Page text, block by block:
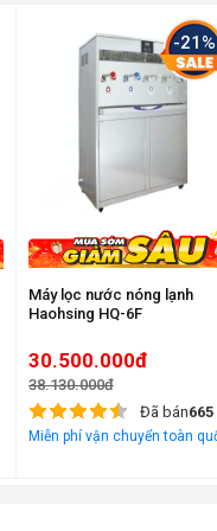
750W - Ruột đun
6 lít / tùy chỉnh từ 30 – 100
-21%
Máy lọc nước nóng lạnh
Haohsing HQ-6F
30.500.000đ
38.130.000đ
Đã bán665
Miễn phí vận chuyển toàn